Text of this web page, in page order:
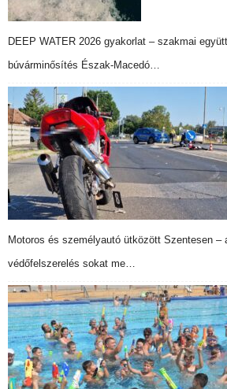
DEEP WATER 2026 gyakorlat – szakmai
búvárminősítés Észak-Macedó…
Motoros és személyautó ütközött Szentesen –
védőfelszerelés sokat me…